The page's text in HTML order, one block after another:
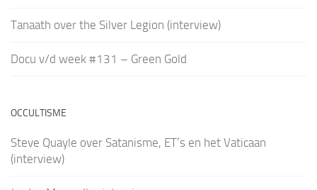
Tanaath over the Silver Legion (interview)
Docu v/d week #131 – Green Gold
OCCULTISME
Steve Quayle over Satanisme, ET’s en het Vaticaan
(interview)